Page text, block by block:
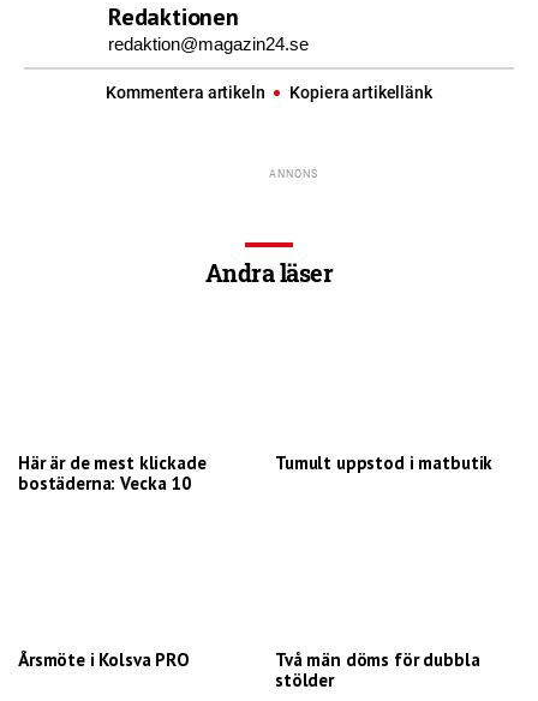
Redaktionen
redaktion@magazin24.se
Kommentera artikeln Kopiera artikellänk
Andra läser
Här är de mest klickade
bostäderna: Vecka 10
Tumult uppstod i matbutik
Årsmöte i Kolsva PRO
Två män döms för dubbla
stölder